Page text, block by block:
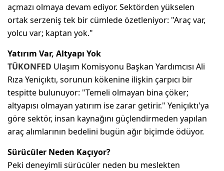
açmazı olmaya devam ediyor. Sektörden yükselen
ortak serzeniş tek bir cümlede özetleniyor: "Araç var,
yolcu var; kaptan yok."
Yatırım Var, Altyapı Yok
TÜKONFED Ulaşım Komisyonu Başkan Yardımcısı Ali
Rıza Yeniçıktı, sorunun kökenine ilişkin çarpıcı bir
tespitte bulunuyor: "Temeli olmayan bina çöker;
altyapısı olmayan yatırım ise zarar getirir." Yeniçıktı'ya
göre sektör, insan kaynağını güçlendirmeden yapılan
araç alımlarının bedelini bugün ağır biçimde ödüyor.
Sürücüler Neden Kaçıyor?
Peki deneyimli sürücüler neden bu meslekten